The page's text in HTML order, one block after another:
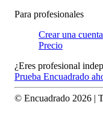
Para profesionales
Crear una cuenta
Precio
¿Eres profesional
Prueba Encuadrado
© Encuadrado 2026 |